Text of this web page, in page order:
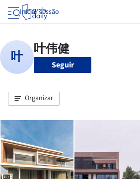
Iniciar sessão
Seguir
Organizar